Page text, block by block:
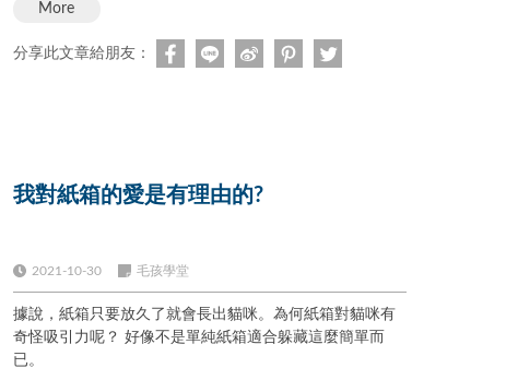
More
分享此文章給朋友：
我對紙箱的愛是有理由的?
2021-10-30 毛孩學堂
據說，紙箱只要放久了就會長出貓咪。為何紙箱對貓咪有
奇怪吸引力呢？ 好像不是單純紙箱適合躲藏這麼簡單而
已。